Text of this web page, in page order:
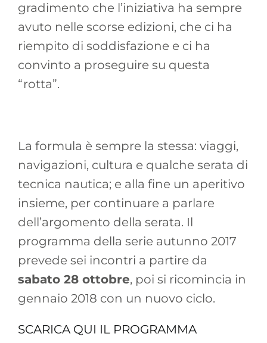
gradimento che l’iniziativa ha sempre
avuto nelle scorse edizioni, che ci ha
riempito di soddisfazione e ci ha
convinto a proseguire su questa
“rotta”.
La formula è sempre la stessa: viaggi,
navigazioni, cultura e qualche serata di
tecnica nautica; e alla fine un aperitivo
insieme, per continuare a parlare
dell’argomento della serata. Il
programma della serie autunno 2017
prevede sei incontri a partire da
sabato 28 ottobre, poi si ricomincia in
gennaio 2018 con un nuovo ciclo.
SCARICA QUI IL PROGRAMMA